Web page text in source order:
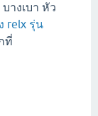
างเบา หัว
relx รุ่น
ที่